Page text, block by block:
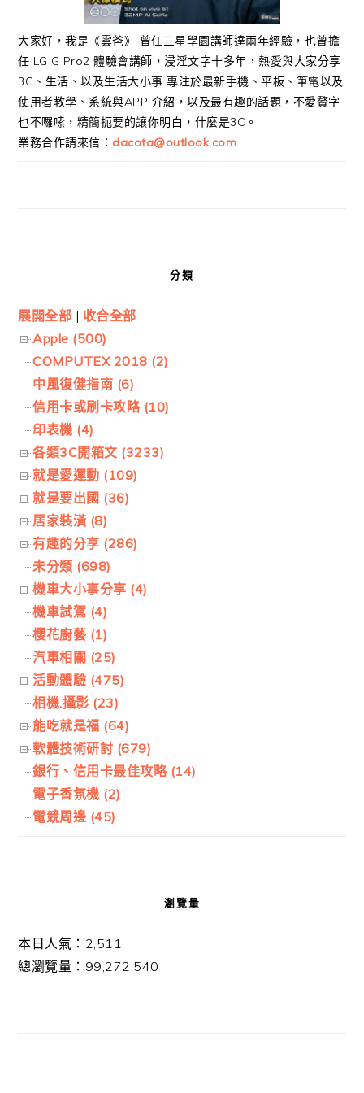
大家好，我是《雲爸》 曾任三星學園講師達兩年經驗，也曾擔
任 LG G Pro2 體驗會講師，浸淫文字十多年，熱愛與大家分享
3C、生活、以及生活大小事 專注於最新手機、平板、筆電以及
使用者教學、系統與APP 介紹，以及最有趣的話題，不愛贅字
也不囉嗦，精簡扼要的讓你明白，什麼是3C。
業務合作請來信： dacota@outlook.com
分類
展開全部 | 收合全部
Apple (500)
COMPUTEX 2018 (2)
中風復健指南 (6)
信用卡或刷卡攻略 (10)
印表機 (4)
各類3C開箱文 (3233)
就是愛運動 (109)
就是要出國 (36)
居家裝潢 (8)
有趣的分享 (286)
未分類 (698)
機車大小事分享 (4)
機車試駕 (4)
櫻花廚藝 (1)
汽車相關 (25)
活動體驗 (475)
相機.攝影 (23)
能吃就是福 (64)
軟體技術研討 (679)
銀行、信用卡最佳攻略 (14)
電子香氛機 (2)
電競周邊 (45)
瀏覽量
本日人氣：2,511
總瀏覽量：99,272,540